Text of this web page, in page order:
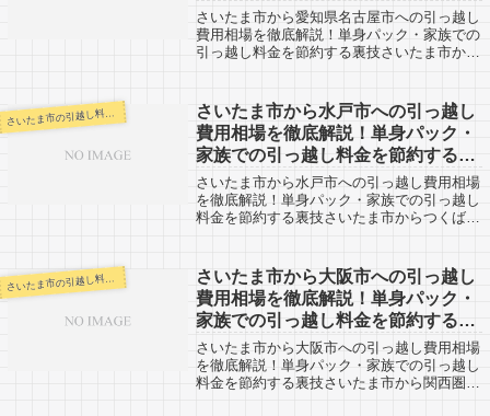
約する裏技
さいたま市から愛知県名古屋市への引っ越し
費用相場を徹底解説！単身パック・家族での
引っ越し料金を節約する裏技さいたま市から
からさいたま市へ引越予定のある方も参考
に...
さいたま市の引越し料金・代金相場・見積り情報
さいたま市から水戸市への引っ越し
費用相場を徹底解説！単身パック・
家族での引っ越し料金を節約する裏
技
さいたま市から水戸市への引っ越し費用相場
を徹底解説！単身パック・家族での引っ越し
料金を節約する裏技さいたま市からつくば市
に。つくば市まではさいたま市からだと約
60...
さいたま市の引越し料金・代金相場・見積り情報
さいたま市から大阪市への引っ越し
費用相場を徹底解説！単身パック・
家族での引っ越し料金を節約する裏
技
さいたま市から大阪市への引っ越し費用相場
を徹底解説！単身パック・家族での引っ越し
料金を節約する裏技さいたま市から関西圏の